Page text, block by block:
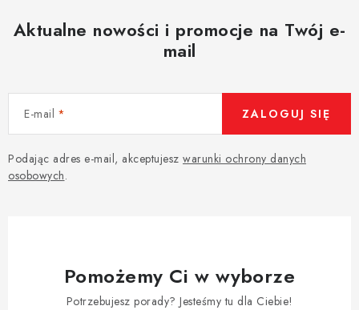
Aktualne nowości i promocje na Twój e-
mail
E-mail
Podając adres e-mail, akceptujesz warunki ochrony danych
osobowych.
ZALOGUJ SIĘ
Pomożemy Ci w wyborze
Potrzebujesz porady? Jesteśmy tu dla Ciebie!